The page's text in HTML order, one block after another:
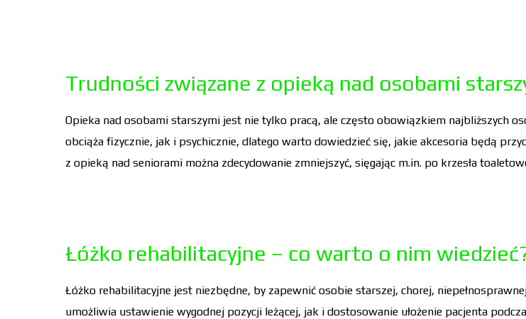
Trudności związane z opieką nad osobami
Opieka nad osobami starszymi jest nie tylko pracą, ale często obowiązkiem najbliższych
obciąża fizycznie, jak i psychicznie, dlatego warto dowiedzieć się, jakie akcesoria będą
z opieką nad seniorami można zdecydowanie zmniejszyć, sięgając m.in. po krzesła
Łóżko rehabilitacyjne – co warto o nim
Łóżko rehabilitacyjne jest niezbędne, by zapewnić osobie starszej, chorej,
umożliwia ustawienie wygodnej pozycji leżącej, jak i dostosowanie ułożenie pacjenta